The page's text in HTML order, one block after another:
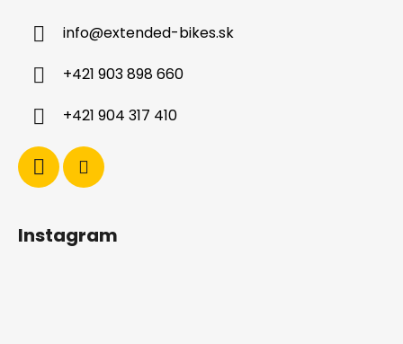
info@extended-bikes.sk
+421 903 898 660
+421 904 317 410
Instagram